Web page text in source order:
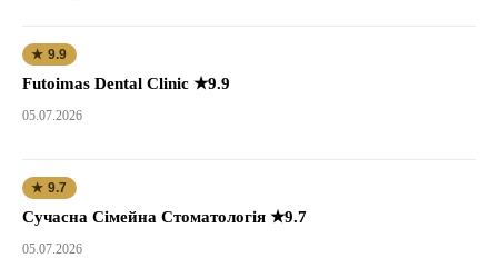
★ 9.9
Futoimas Dental Clinic ★9.9
05.07.2026
★ 9.7
Сучасна Сімейна Стоматологія ★9.7
05.07.2026